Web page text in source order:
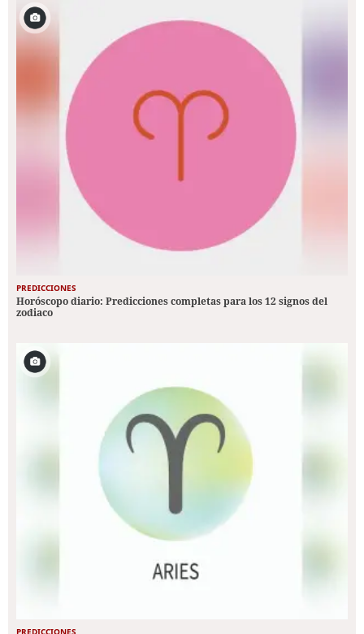
PREDICCIONES
Horóscopo diario: Predicciones completas para los 12 signos del
zodiaco
PREDICCIONES